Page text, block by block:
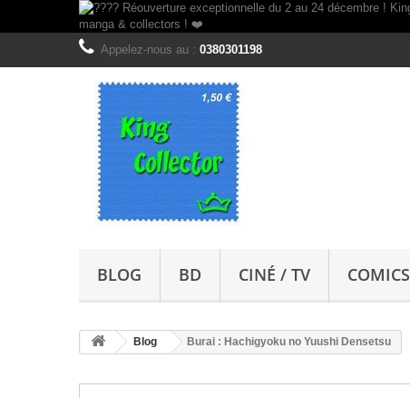
Appelez-nous au : 0380301198
BLOG BD CINÉ / TV COMICS
Blog Burai : Hachigyoku no Yuushi Densetsu